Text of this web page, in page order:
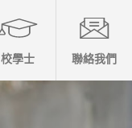
校學士 聯絡我們